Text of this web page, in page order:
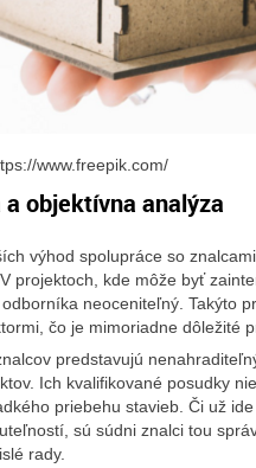
www.freepik.com/
objektívna analýza
výhod spolupráce so
projektoch, kde môže byť
neoceniteľný. Takýto
čo je mimoriadne dôležité
predstavujú
Ich kvalifikované posudky
priebehu stavieb. Či už
sú súdni znalci tou
rady.